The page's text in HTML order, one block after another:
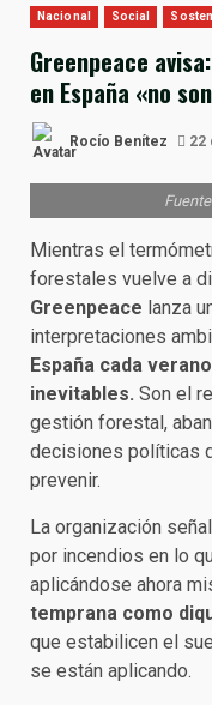
Nacional Social
Greenpeace
en España «no
Rocío Benítez 22
Mientras el
forestales vuelve a
Greenpeace lanza
interpretaciones
España cada
inevitables. Son el
gestión forestal,
decisiones políticas
prevenir.
La organización
por incendios en lo
aplicándose ahora
temprana como
que estabilicen el
se están aplicando.